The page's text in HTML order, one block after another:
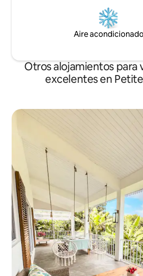
Aire acondicionado
Otros alojamientos para
excelentes en